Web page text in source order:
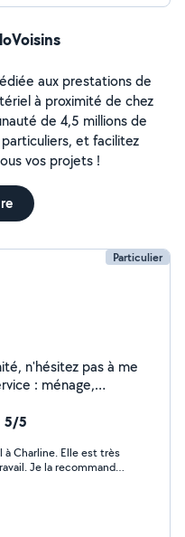
aux prestations de
à proximité de chez
de 4,5 millions de
et facilitez
vos projets !
Particulier
n'hésitez pas à me
: ménage,
5/5
à Charline. Elle est très
Je la recommande